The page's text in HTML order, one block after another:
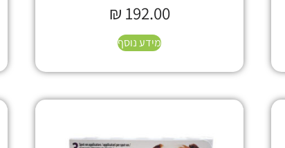
₪ 192.00
מידע נוסף